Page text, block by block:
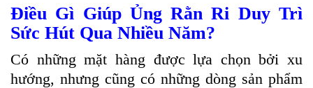
Điều Gì Giúp Ủng Rằn Ri Duy Trì
Sức Hút Qua Nhiều Năm?
Có những mặt hàng được lựa chọn bởi xu
hướng, nhưng cũng có những dòng sản phẩm